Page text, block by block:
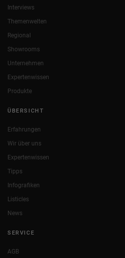
Interviews
Themenwelten
Regional
Showrooms
Unternehmen
Expertenwissen
Produkte
ÜBERSICHT
Erfahrungen
Wir über uns
Expertenwissen
Tipps
Infografiken
Listicles
News
SERVICE
AGB